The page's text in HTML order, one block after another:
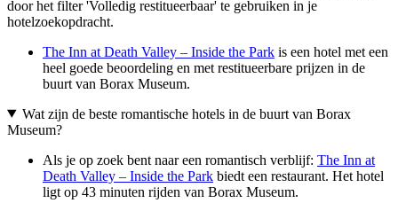
door het filter 'Volledig restitueerbaar' te gebruiken in je
hotelzoekopdracht.
The Inn at Death Valley – Inside the Park is een hotel met een
heel goede beoordeling en met restitueerbare prijzen in de
buurt van Borax Museum.
Wat zijn de beste romantische hotels in de buurt van Borax
Museum?
Als je op zoek bent naar een romantisch verblijf: The Inn at
Death Valley – Inside the Park biedt een restaurant. Het hotel
ligt op 43 minuten rijden van Borax Museum.